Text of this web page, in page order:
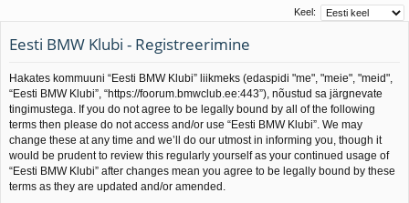
d
mi
d
se
er
s
Keel:
Eesti BMW Klubi - Registreerimine
Hakates kommuuni “Eesti BMW Klubi” liikmeks (edaspidi "me", "meie", "meid",
“Eesti BMW Klubi”, “https://foorum.bmwclub.ee:443”), nõustud sa järgnevate
tingimustega. If you do not agree to be legally bound by all of the following
terms then please do not access and/or use “Eesti BMW Klubi”. We may
change these at any time and we’ll do our utmost in informing you, though it
would be prudent to review this regularly yourself as your continued usage of
“Eesti BMW Klubi” after changes mean you agree to be legally bound by these
terms as they are updated and/or amended.